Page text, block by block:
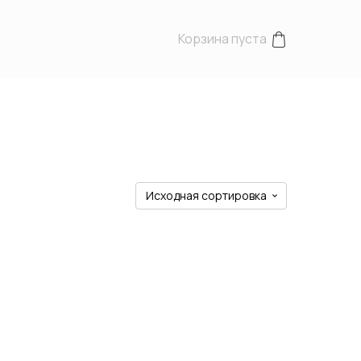
Корзина пуста